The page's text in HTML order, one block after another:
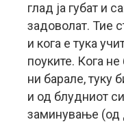
глад ја губат и
задоволат. Тие
и кога е тука
поуките. Кога
ни барале, туку
и од блудниот
заминување